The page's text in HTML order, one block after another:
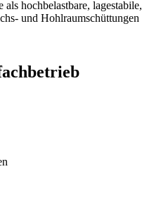
hochbelastbare, lagestabile,
und Hohlraumschüttungen